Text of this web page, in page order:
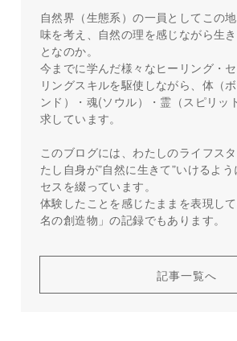
自然界（生態系）の一員としてこの
味を考え、自然の理を感じながら生
となのか。
今までに学んだ様々なヒーリング・
リングスキルを駆使しながら、体（
ンド）・魂(ソウル）・霊（スピリッ
求しています。
このブログには、わたしのライフス
たし自身が”自然に生きて”いけるよ
セスを綴っています。
体験したことを感じたままを表現し
名の創造物」の記録でもあります。
記事一覧へ